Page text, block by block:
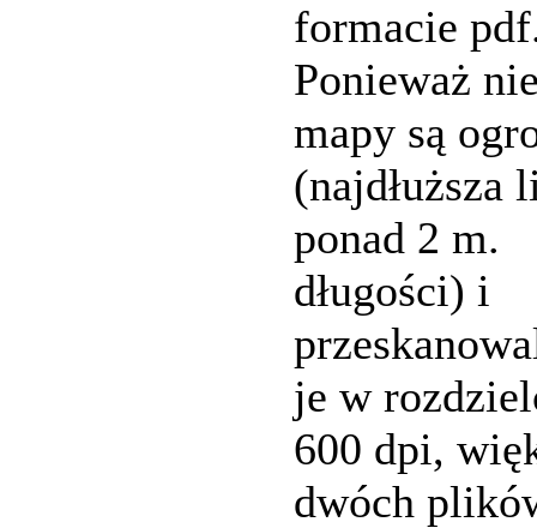
formacie
Ponieważ
mapy są
(najdłuższa
ponad 2 m.
długości) i
je w
600 dpi,
dwóch